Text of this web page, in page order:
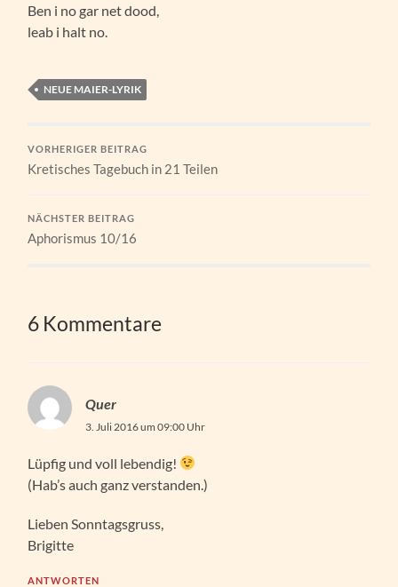
Ben i no gar net dood,
leab i halt no.
NEUE MAIER-LYRIK
VORHERIGER BEITRAG
Kretisches Tagebuch in 21 Teilen
NÄCHSTER BEITRAG
Aphorismus 10/16
6 Kommentare
Quer
3. Juli 2016 um 09:00 Uhr
Lüpfig und voll lebendig!
(Hab’s auch ganz verstanden.)
Lieben Sonntagsgruss,
Brigitte
ANTWORTEN